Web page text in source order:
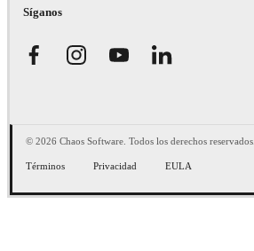
Síganos
© 2026 Chaos Software. Todos los derechos reservados.
Términos Privacidad EULA